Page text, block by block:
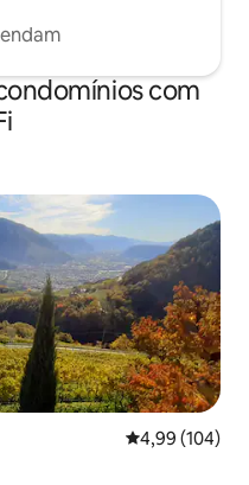
com
Classificação
4,99 (104)